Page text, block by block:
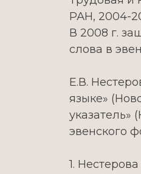
РАН, 2004-
В 2008 г.
слова в
Е.В.
языке»
указатель»
эвенского
1.